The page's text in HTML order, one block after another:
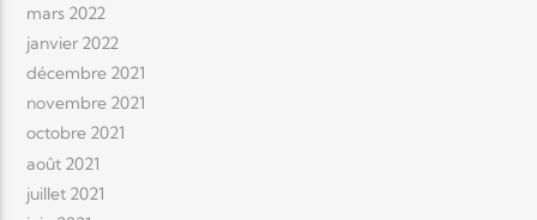
mars 2022
janvier 2022
décembre 2021
novembre 2021
octobre 2021
août 2021
juillet 2021